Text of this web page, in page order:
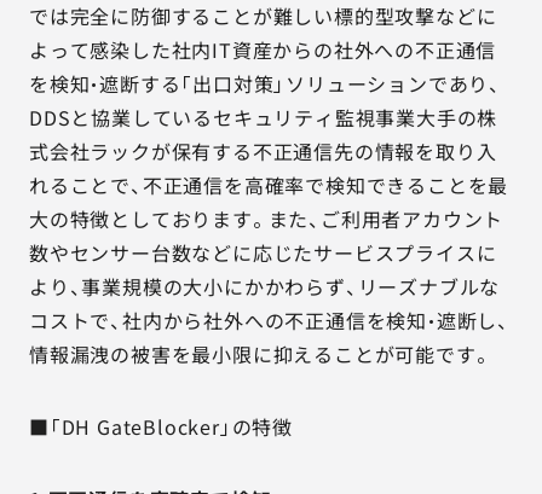
では完全に防御することが難しい標的型攻撃などに
よって感染した社内IT資産からの社外への不正通信
を検知・遮断する「出口対策」ソリューションであり、
DDSと協業しているセキュリティ監視事業大手の株
式会社ラックが保有する不正通信先の情報を取り入
れることで、不正通信を高確率で検知できることを最
大の特徴としております。また、ご利用者アカウント
数やセンサー台数などに応じたサービスプライスに
より、事業規模の大小にかかわらず、リーズナブルな
コストで、社内から社外への不正通信を検知・遮断し、
情報漏洩の被害を最小限に抑えることが可能です。
■「DH GateBlocker」の特徴